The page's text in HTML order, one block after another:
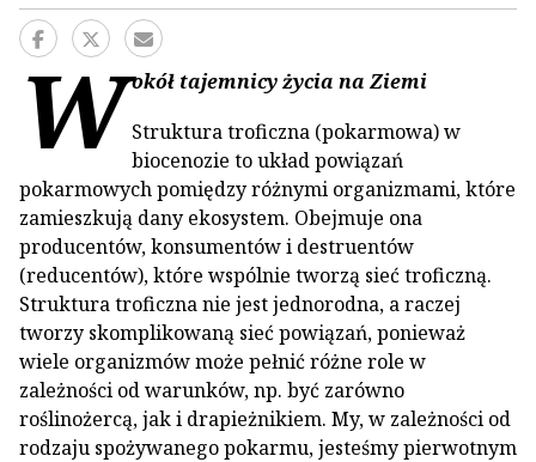
Wokół tajemnicy życia na Ziemi
Struktura troficzna (pokarmowa) w
biocenozie to układ powiązań
pokarmowych pomiędzy różnymi organizmami, które
zamieszkują dany ekosystem. Obejmuje ona
producentów, konsumentów i destruentów
(reducentów), które wspólnie tworzą sieć troficzną.
Struktura troficzna nie jest jednorodna, a raczej
tworzy skomplikowaną sieć powiązań, ponieważ
wiele organizmów może pełnić różne role w
zależności od warunków, np. być zarówno
roślinożercą, jak i drapieżnikiem. My, w zależności od
rodzaju spożywanego pokarmu, jesteśmy pierwotnym